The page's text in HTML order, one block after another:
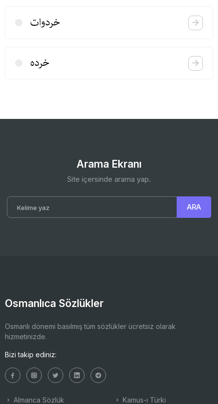
خردوات
خرده
Arama Ekranı
Site içersinde arama yap.
Osmanlıca Sözlükler
Osmanlı dönemi basılmış tüm sözlükler ücretsiz olarak
hizmetinizde.
Bizi takip ediniz:
Almanca Sözlük Kamus-ı Türki